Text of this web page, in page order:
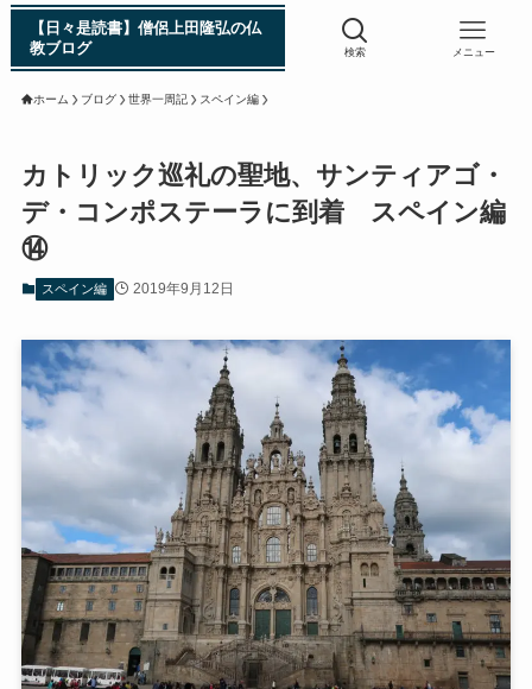
浄土真宗入門 親鸞伝
シン日本仏教史
インド・スリランカ編
仏教入門・現地写真から見るブッダの生涯
インド・スリランカ仏跡紀行
第一次インド遠征～ガンジス川の聖地を訪ねて
第二次インド遠征～インド中南部の遺跡を訪ねて
仏教聖地スリランカ紀行
第三次インド遠征～ブッダゆかりの地を巡る旅
【日々是読書】僧侶上田隆弘の仏
教ブログ
検索 メニュー
ホーム ブログ 世界一周記 スペイン編
カトリック巡礼の聖地、サンティアゴ・
デ・コンポステーラに到着 スペイン編
⑭
スペイン編 2019年9月12日